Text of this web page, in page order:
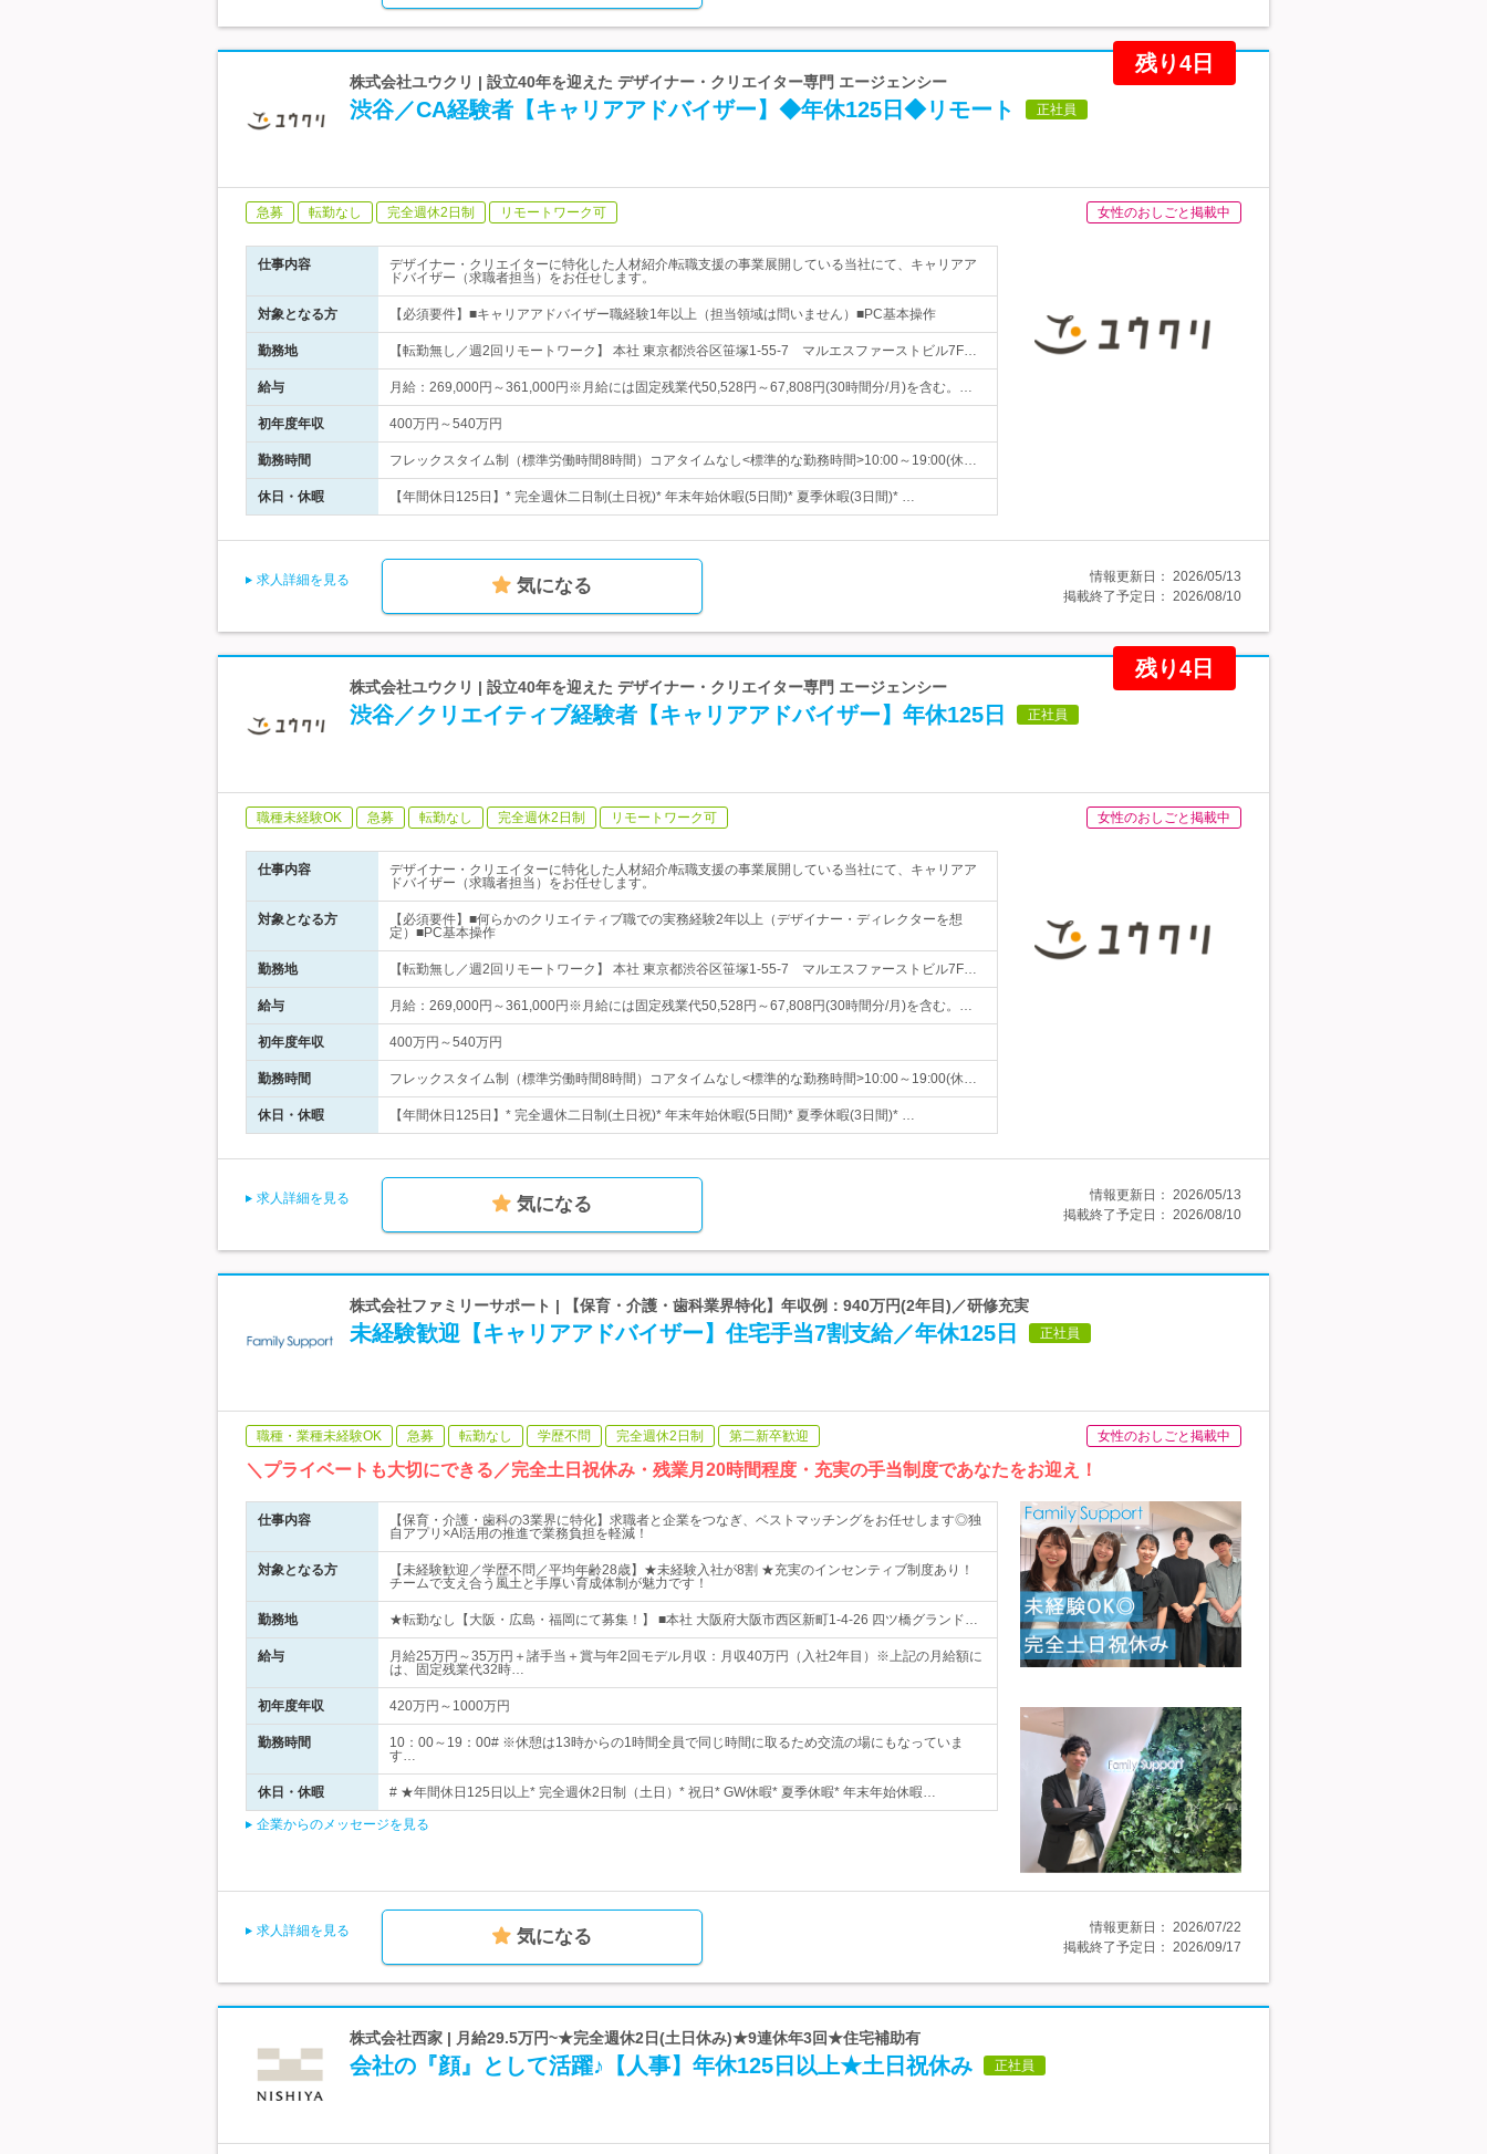
残り4日
株式会社ユウクリ | 設立40年を迎えた デザイナー・クリエイター専門 エージェンシー
渋谷／CA経験者【キャリアアドバイザー】◆年休125日◆リモート 正社員
急募 転勤なし 完全週休2日制 リモートワーク可 女性のおしごと掲載中
仕事内容
デザイナー・クリエイターに特化した人材紹介/転職支援の事業展開している当社にて、キャリアア
ドバイザー（求職者担当）をお任せします。
対象となる方 【必須要件】■キャリアアドバイザー職経験1年以上（担当領域は問いません）■PC基本操作
勤務地 【転勤無し／週2回リモートワーク】 本社 東京都渋谷区笹塚1-55-7 マルエスファーストビル7F…
給与 月給：269,000円～361,000円※月給には固定残業代50,528円～67,808円(30時間分/月)を含む。…
初年度年収 400万円～540万円
勤務時間 フレックスタイム制（標準労働時間8時間）コアタイムなし<標準的な勤務時間>10:00～19:00(休…
休日・休暇 【年間休日125日】* 完全週休二日制(土日祝)* 年末年始休暇(5日間)* 夏季休暇(3日間)* …
求人詳細を見る 気になる 情報更新日： 2026/05/13
掲載終了予定日： 2026/08/10
残り4日
株式会社ユウクリ | 設立40年を迎えた デザイナー・クリエイター専門 エージェンシー
渋谷／クリエイティブ経験者【キャリアアドバイザー】年休125日 正社員
職種未経験OK 急募 転勤なし 完全週休2日制 リモートワーク可 女性のおしごと掲載中
仕事内容
デザイナー・クリエイターに特化した人材紹介/転職支援の事業展開している当社にて、キャリアア
ドバイザー（求職者担当）をお任せします。
対象となる方
【必須要件】■何らかのクリエイティブ職での実務経験2年以上（デザイナー・ディレクターを想
定）■PC基本操作
勤務地 【転勤無し／週2回リモートワーク】 本社 東京都渋谷区笹塚1-55-7 マルエスファーストビル7F…
給与 月給：269,000円～361,000円※月給には固定残業代50,528円～67,808円(30時間分/月)を含む。…
初年度年収 400万円～540万円
勤務時間 フレックスタイム制（標準労働時間8時間）コアタイムなし<標準的な勤務時間>10:00～19:00(休…
休日・休暇 【年間休日125日】* 完全週休二日制(土日祝)* 年末年始休暇(5日間)* 夏季休暇(3日間)* …
求人詳細を見る 気になる 情報更新日： 2026/05/13
掲載終了予定日： 2026/08/10
株式会社ファミリーサポート | 【保育・介護・歯科業界特化】年収例：940万円(2年目)／研修充実
未経験歓迎【キャリアアドバイザー】住宅手当7割支給／年休125日 正社員
職種・業種未経験OK 急募 転勤なし 学歴不問 完全週休2日制 第二新卒歓迎 女性のおしごと掲載中
＼プライベートも大切にできる／完全土日祝休み・残業月20時間程度・充実の手当制度であなたをお迎え！
仕事内容
【保育・介護・歯科の3業界に特化】求職者と企業をつなぎ、ベストマッチングをお任せします◎独
自アプリ×AI活用の推進で業務負担を軽減！
対象となる方
【未経験歓迎／学歴不問／平均年齢28歳】★未経験入社が8割 ★充実のインセンティブ制度あり！
チームで支え合う風土と手厚い育成体制が魅力です！
勤務地 ★転勤なし【大阪・広島・福岡にて募集！】 ■本社 大阪府大阪市西区新町1-4-26 四ツ橋グランド…
給与
月給25万円～35万円＋諸手当＋賞与年2回モデル月収：月収40万円（入社2年目）※上記の月給額に
は、固定残業代32時…
初年度年収 420万円～1000万円
勤務時間
10：00～19：00# ※休憩は13時からの1時間全員で同じ時間に取るため交流の場にもなっていま
す…
休日・休暇 # ★年間休日125日以上* 完全週休2日制（土日）* 祝日* GW休暇* 夏季休暇* 年末年始休暇…
企業からのメッセージを見る
求人詳細を見る 気になる 情報更新日： 2026/07/22
掲載終了予定日： 2026/09/17
株式会社西家 | 月給29.5万円~★完全週休2日(土日休み)★9連休年3回★住宅補助有
会社の『顔』として活躍♪【人事】年休125日以上★土日祝休み 正社員